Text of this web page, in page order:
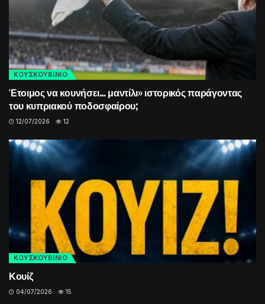
ΚΟΥΣΚΟΥΒΙΝΙΟ
Έτοιμος να κουνήσει… μαντίλι» ιστορικός παράγοντας
του κυπριακού ποδοσφαίρου;
12/07/2026 12
ΚΟΥΣΚΟΥΒΙΝΙΟ
Κουίζ
04/07/2026 15